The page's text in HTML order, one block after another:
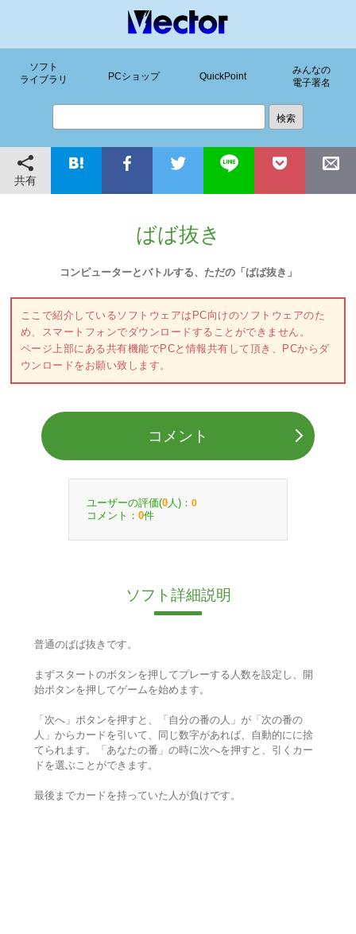
ソフト
ライブラリ
PCショップ QuickPoint
みんなの
電子署名
共有
ばば抜き
コンピューターとバトルする、ただの「ばば抜き」
ここで紹介しているソフトウェアはPC向けのソフトウェアのた
め、スマートフォンでダウンロードすることができません。
ページ上部にある共有機能でPCと情報共有して頂き、PCからダ
ウンロードをお願い致します。
コメント
ユーザーの評価(0 人)： 0
コメント： 0件
ソフト詳細説明
普通のばば抜きです。
まずスタートのボタンを押してプレーする人数を設定し、開
始ボタンを押してゲームを始めます。
「次へ」ボタンを押すと、「自分の番の人」が「次の番の
人」からカードを引いて、同じ数字があれば、自動的にに捨
てられます。「あなたの番」の時に次へを押すと、引くカー
ドを選ぶことができます。
最後までカードを持っていた人が負けです。